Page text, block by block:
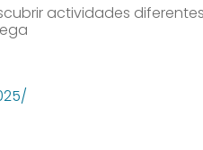
actividades